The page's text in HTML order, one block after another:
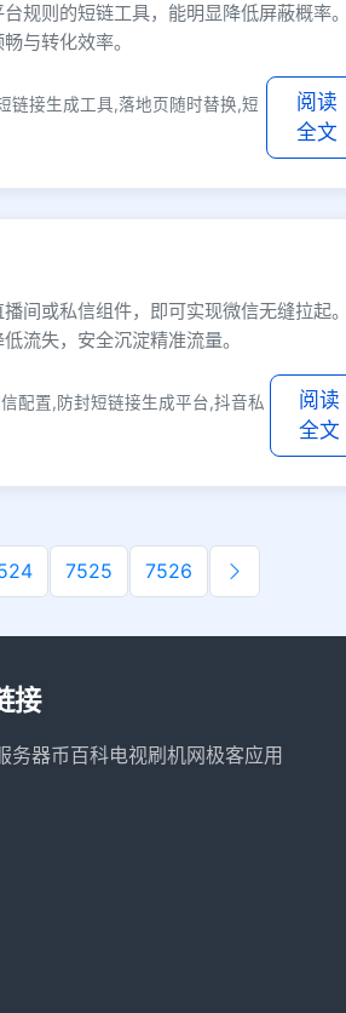
规则的短链工具，能明显降低屏蔽概率
与转化效率。
链接生成工具,落地页随时替换,短
阅读
全文
间或私信组件，即可实现微信无缝拉起
流失，安全沉淀精准流量。
配置,防封短链接生成平台,抖音私
阅读
全文
7525 7526
接
务器币百科电视刷机网极客应用